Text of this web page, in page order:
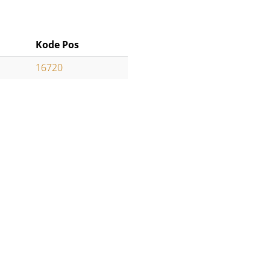
Kode Pos
16720